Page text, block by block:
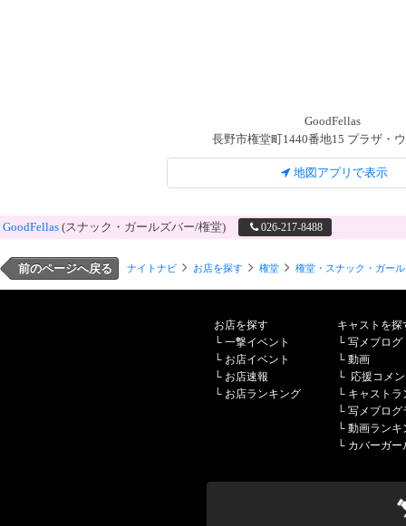
GoodFellas
長野市権堂町1440番地15 プラザ・
地図アプリで表示
GoodFellas (スナック・ガールズバー/権堂) 026-217-8488
前のページへ戻る ナイトナビ お店を探す 権堂 権堂・スナック・ガー
お店を探す
└ 一撃イベント
└ お店イベント
└ お店速報
└ お店ランキング
キャストを探
└ 写メブログ
└ 動画
└ 応援コメ
└ キャストラ
└ 写メブログ
└ 動画ランキ
└ カバーガー